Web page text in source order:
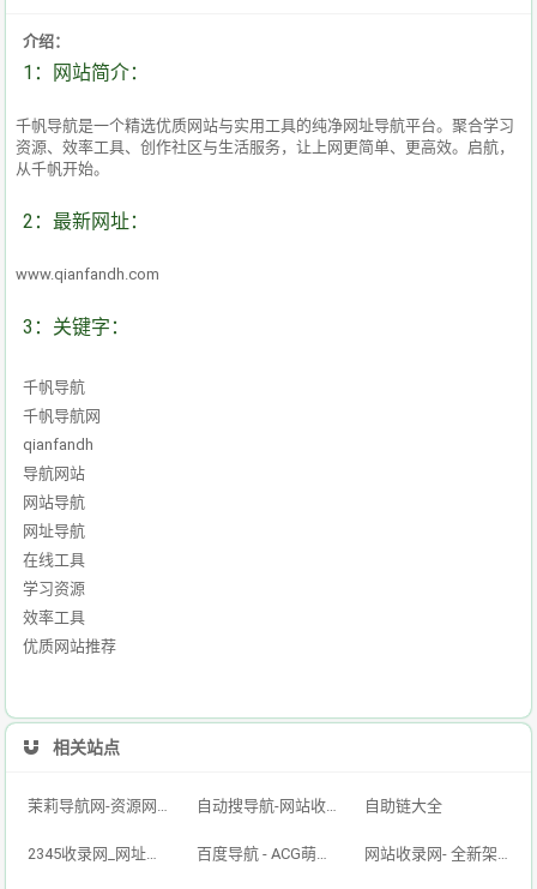
介绍：
1：网站简介：
千帆导航是一个精选优质网站与实用工具的纯净网址导航平台。聚合学习
资源、效率工具、创作社区与生活服务，让上网更简单、更高效。启航，
从千帆开始。
2：最新网址：
www.qianfandh.com
3：关键字：
千帆导航
千帆导航网
qianfandh
导航网站
网站导航
网址导航
在线工具
学习资源
效率工具
优质网站推荐
相关站点
茉莉导航网-资源网址导航,汇集各大资源网,全网优质技术教程网 自动搜导航-网站收录-自动收录网-网址收录-自动秒收录 自助链大全
2345收录网_网址导航_免费收录网站_自动收录网_秒收录 百度导航 - ACG萌次元丨ACG导航网丨二次元导航丨资源网导航丨福利网址导航 - BaiDu导航 网站收录网- 全新架构自动秒收录网址导航，实现自主提交，自动化收录，打造百万网址库